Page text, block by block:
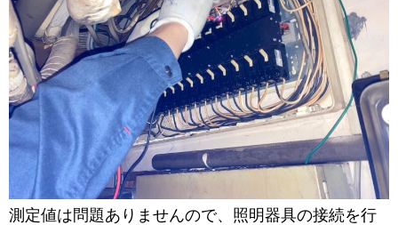
測定値は問題ありませんので、照明器具の接続を行